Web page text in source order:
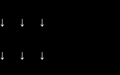
↓ ↓ ↓
↓ ↓ ↓